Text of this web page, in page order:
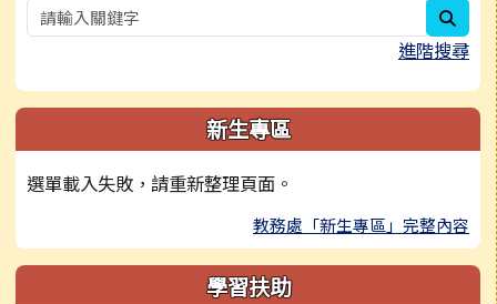
進階搜尋
新生專區
選單載入失敗，請重新整理頁面。
教務處「新生專區」完整內容
學習扶助